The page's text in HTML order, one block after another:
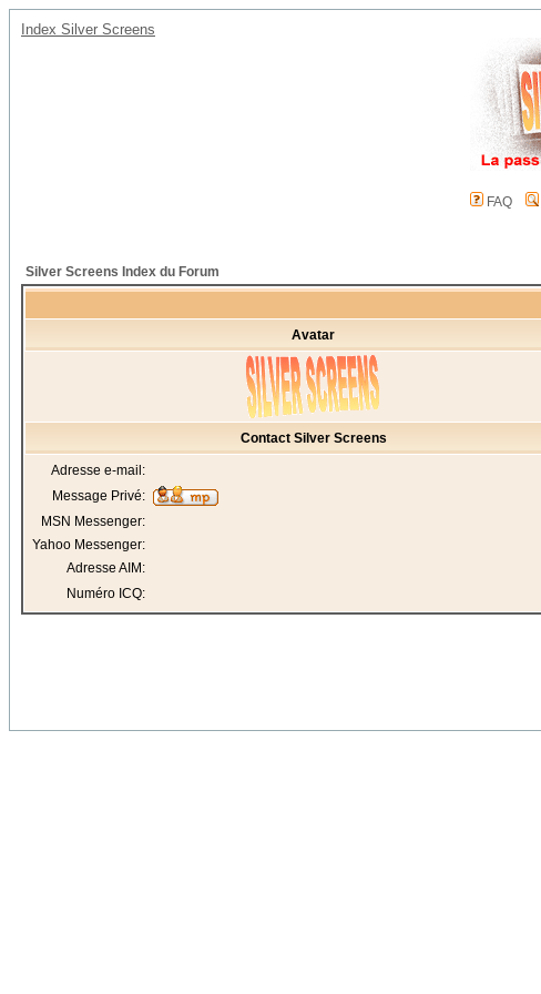
Index Silver Screens
FAQ
Silver Screens Index du Forum
Avatar
Contact Silver Screens
Adresse e-mail:
Message Privé:
MSN Messenger:
Yahoo Messenger:
Adresse AIM:
Numéro ICQ: